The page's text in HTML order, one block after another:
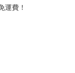
運費！